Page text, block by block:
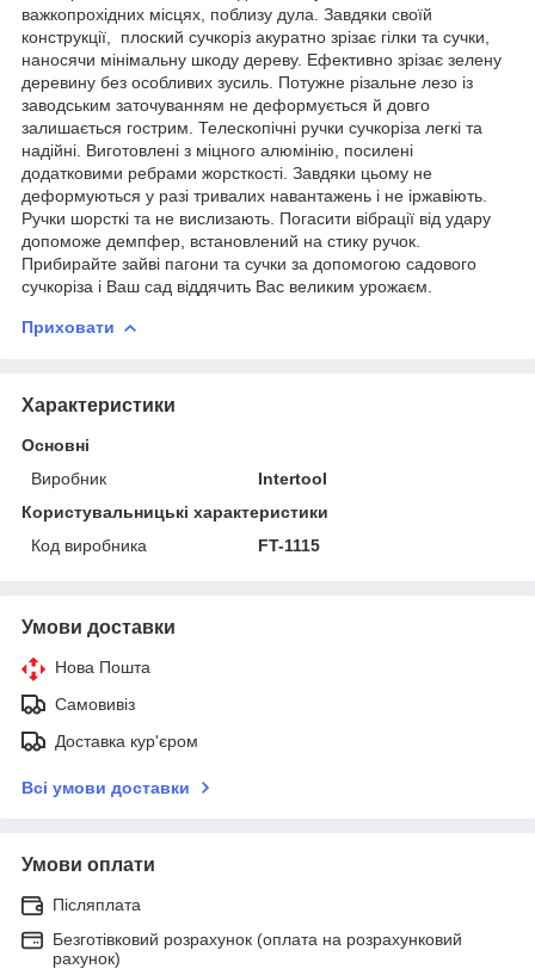
важкопрохідних місцях, поблизу дула. Завдяки своїй
конструкції, плоский сучкоріз акуратно зрізає гілки та сучки,
наносячи мінімальну шкоду дереву. Ефективно зрізає зелену
деревину без особливих зусиль. Потужне різальне лезо із
заводським заточуванням не деформується й довго
залишається гострим. Телескопічні ручки сучкоріза легкі та
надійні. Виготовлені з міцного алюмінію, посилені
додатковими ребрами жорсткості. Завдяки цьому не
деформуються у разі тривалих навантажень і не іржавіють.
Ручки шорсткі та не вислизають. Погасити вібрації від удару
допоможе демпфер, встановлений на стику ручок.
Прибирайте зайві пагони та сучки за допомогою садового
сучкоріза і Ваш сад віддячить Вас великим урожаєм.
Приховати
Характеристики
Основні
Виробник
Intertool
Користувальницькі характеристики
Код виробника
FT-1115
Умови доставки
Нова Пошта
Самовивіз
Доставка кур'єром
Всі умови доставки
Умови оплати
Післяплата
Безготівковий розрахунок (оплата на розрахунковий
рахунок)